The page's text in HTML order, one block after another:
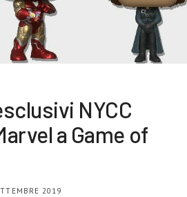
NYCC
a Game of
2019